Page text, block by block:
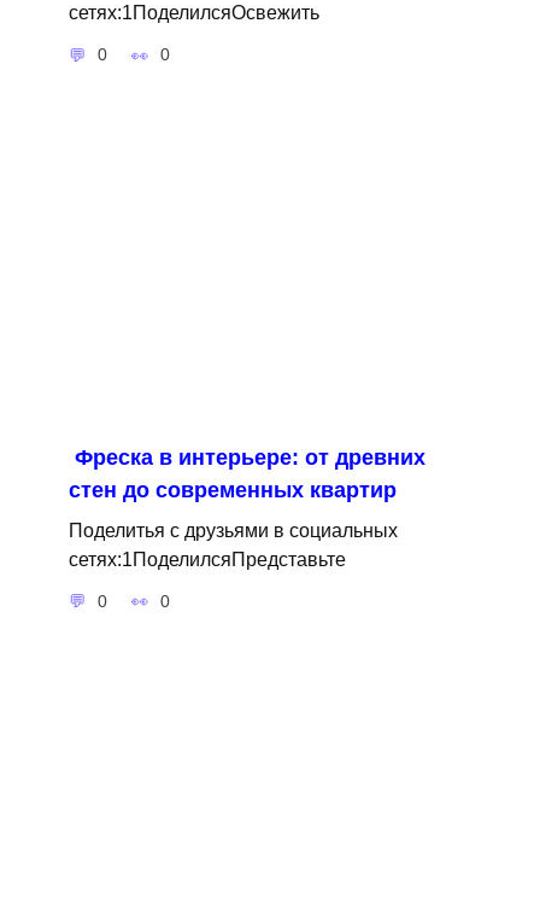
сетях:1ПоделилсяОсвежить
0 0
Фреска в интерьере: от древних
стен до современных квартир
Поделитья с друзьями в социальных
сетях:1ПоделилсяПредставьте
0 0